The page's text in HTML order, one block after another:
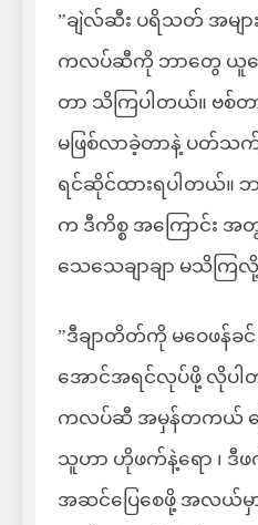
”ချဲလ်ဆီး ပရိသတ် အမျ
ကလပ်ဆီကို ဘာတွေ ယူဆ
တာ သိကြပါတယ်။ ဗစ်တ
မဖြစ်လာခဲ့တာနဲ့ ပတ်သက်ပ
ရင်ဆိုင်ထားရပါတယ်
က ဒီကိစ္စ အကြောင်း အ
သေသေချာချာ မသိကြလို့
”ဒီချာတိတ်ကို မဝေဖန်ခင်
အောင်အရင်လုပ်ဖို့ လိုပါ
ကလပ်ဆီ အမှန်တကယ် ပြေ
သူဟာ ဟိုဖက်နဲ့ရော ၊ ဒီဖ
အဆင်ပြေစေဖို့ အလယ်မှာ